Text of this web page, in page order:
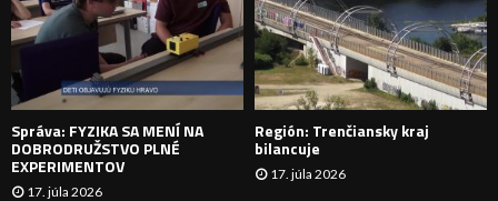
N
I
E
Správa: FYZIKA SA MENÍ NA
DOBRODRUŽSTVO PLNÉ
EXPERIMENTOV
17. júla 2026
Región: Trenčiansky kraj
bilancuje
17. júla 2026